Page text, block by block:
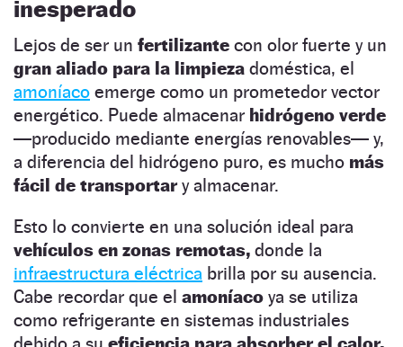
inesperado
Lejos de ser un fertilizante con olor fuerte y un
gran aliado para la limpieza doméstica, el
amoníaco emerge como un prometedor vector
energético. Puede almacenar hidrógeno verde
—producido mediante energías renovables— y,
a diferencia del hidrógeno puro, es mucho más
fácil de transportary almacenar.
Esto lo convierte en una solución ideal para
vehículos en zonas remotas, donde la
infraestructura eléctrica brilla por su ausencia.
Cabe recordar que el amoníaco ya se utiliza
como refrigerante en sistemas industriales